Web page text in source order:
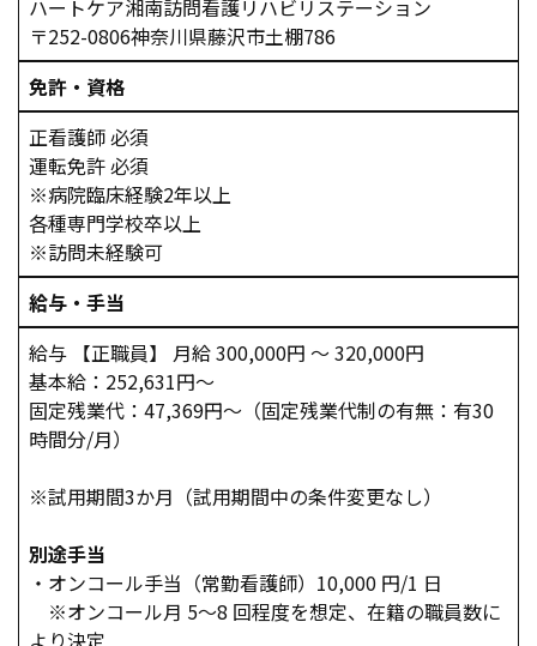
ハートケア湘南訪問看護リハビリステーション
〒252-0806神奈川県藤沢市土棚786
免許・資格
正看護師 必須
運転免許 必須
※病院臨床経験2年以上
各種専門学校卒以上
※訪問未経験可
給与・手当
給与 【正職員】 月給 300,000円 ～ 320,000円
基本給：252,631円～
固定残業代：47,369円～（固定残業代制の有無：有30
時間分/月）
※試用期間3か月（試用期間中の条件変更なし）
別途手当
・オンコール手当（常勤看護師）10,000 円/1 日
※オンコール月 5～8 回程度を想定、在籍の職員数に
より決定